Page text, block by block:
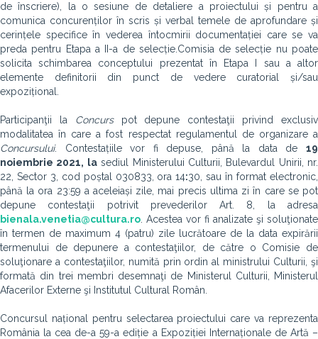
de înscriere), la o sesiune de detaliere a proiectului și pentru a
comunica concurenților în scris și verbal temele de aprofundare și
cerințele specifice în vederea întocmirii documentației care se va
preda pentru Etapa a II-a de selecție.Comisia de selecție nu poate
solicita schimbarea conceptului prezentat în Etapa I sau a altor
elemente definitorii din punct de vedere curatorial și/sau
expozițional.
Participanţii la Concurspot depune contestaţii privind exclusiv
modalitatea în care a fost respectat regulamentul de organizare a
Concursului. Contestațiile vor fi depuse, până la data de 19
noiembrie 2021, lasediul Ministerului Culturii, Bulevardul Unirii, nr.
22, Sector 3, cod poștal 030833, ora 14:30, sau în format electronic,
până la ora 23:59 a aceleiași zile, mai precis ultima zi în care se pot
depune contestaţii potrivit prevederilor Art. 8, la adresa
bienala.venetia@cultura.ro . Acestea vor fi analizate şi soluţionate
în termen de maximum 4 (patru) zile lucrătoare de la data expirării
termenului de depunere a contestaţiilor, de către o Comisie de
soluţionare a contestaţiilor, numită prin ordin al ministrului Culturii, şi
formată din trei membri desemnaţi de Ministerul Culturii, Ministerul
Afacerilor Externe şi Institutul Cultural Român.
Concursul național pentru selectarea proiectului care va reprezenta
România la cea de-a 59-a ediție a Expoziției Internaționale de Artă –